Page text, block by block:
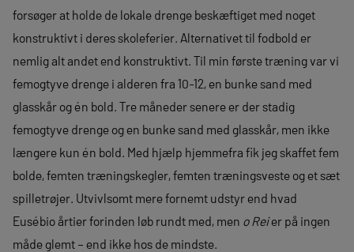
forsøger at holde de lokale drenge beskæftiget med noget
konstruktivt i deres skoleferier. Alternativet til fodbold er
nemlig alt andet end konstruktivt. Til min første træning var vi
femogtyve drenge i alderen fra 10-12, en bunke sand med
glasskår og én bold. Tre måneder senere er der stadig
femogtyve drenge og en bunke sand med glasskår, men ikke
længere kun én bold. Med hjælp hjemmefra fik jeg skaffet fem
bolde, femten træningskegler, femten træningsveste og et sæt
spilletrøjer. Utvivlsomt mere fornemt udstyr end hvad
Eusébio årtier forinden løb rundt med, men o Reier på ingen
måde glemt – end ikke hos de mindste.